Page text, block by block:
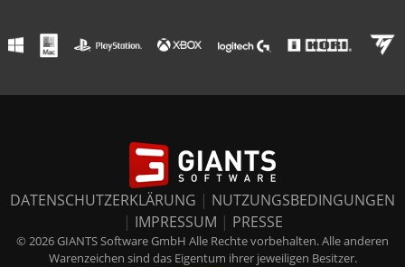
DATENSCHUTZERKLÄRUNG | NUTZUNGSBEDINGUNGEN
| IMPRESSUM | PRESSE
© 2026 GIANTS Software GmbH Alle Rechte vorbehalten. Alle anderen
Warenzeichen sind das Eigentum ihrer jeweiligen Besitzer.